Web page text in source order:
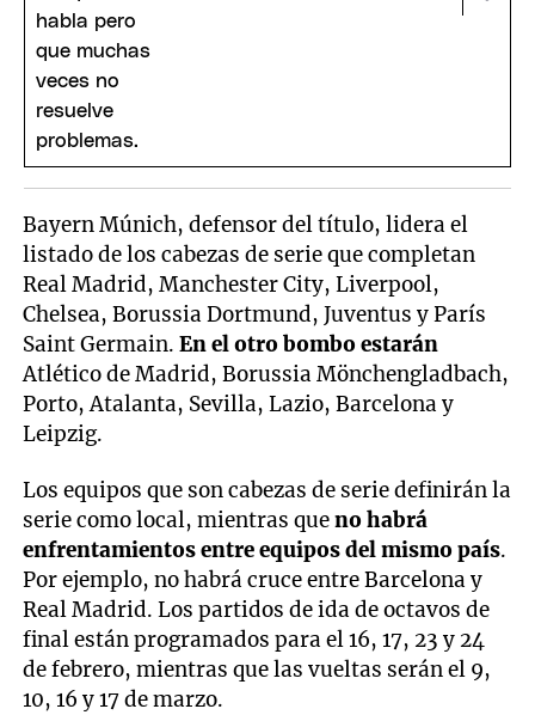
Bayern Múnich, defensor del título, lidera el
listado de los cabezas de serie que completan
Real Madrid, Manchester City, Liverpool,
Chelsea, Borussia Dortmund, Juventus y París
Saint Germain.En el otro bombo estarán
Atlético de Madrid, Borussia Mönchengladbach,
Porto, Atalanta, Sevilla, Lazio, Barcelona y
Leipzig.
Los equipos que son cabezas de serie definirán la
serie como local, mientras queno habrá
enfrentamientos entre equipos del mismo país.
Por ejemplo, no habrá cruce entre Barcelona y
Real Madrid. Los partidos de ida de octavos de
final están programados para el 16, 17, 23 y 24
de febrero, mientras que las vueltas serán el 9,
10, 16 y 17 de marzo.